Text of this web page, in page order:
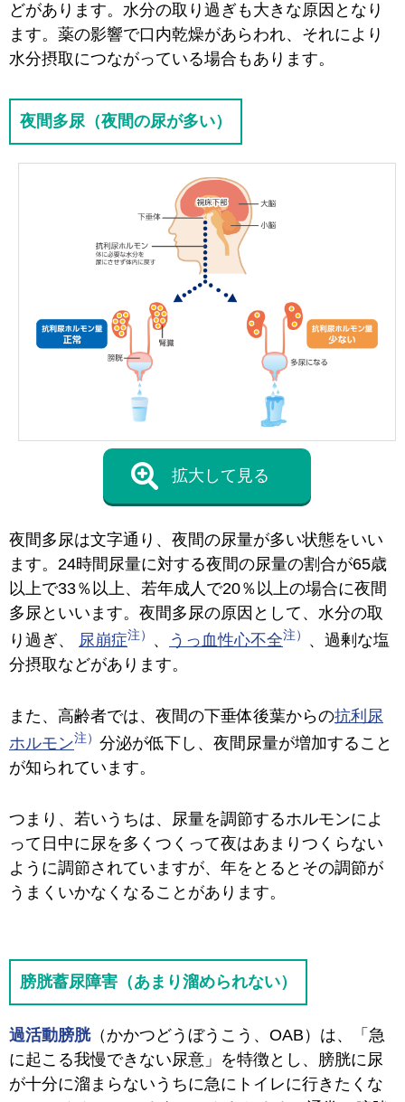
どがあります。水分の取り過ぎも大きな原因となり
ます。薬の影響で口内乾燥があらわれ、それにより
水分摂取につながっている場合もあります。
夜間多尿（夜間の尿が多い）
拡大して見る
夜間多尿は文字通り、夜間の尿量が多い状態をいい
ます。24時間尿量に対する夜間の尿量の割合が65歳
以上で33％以上、若年成人で20％以上の場合に夜間
多尿といいます。夜間多尿の原因として、水分の取
り過ぎ、 尿崩症 、 うっ血性心不全
、過剰な塩
分摂取などがあります。
また、高齢者では、夜間の下垂体後葉からの抗利尿
ホルモン
分泌が低下し、夜間尿量が増加すること
が知られています。
つまり、若いうちは、尿量を調節するホルモンによ
って日中に尿を多くつくって夜はあまりつくらない
ように調節されていますが、年をとるとその調節が
うまくいかなくなることがあります。
膀胱蓄尿障害（あまり溜められない）
過活動膀胱（かかつどうぼうこう、OAB）は、「急
に起こる我慢できない尿意」を特徴とし、膀胱に尿
が十分に溜まらないうちに急にトイレに行きたくな